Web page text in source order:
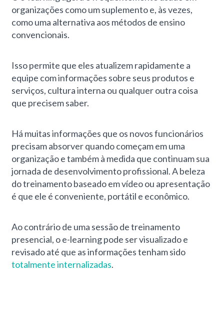
organizações como um suplemento e, às vezes,
como uma alternativa aos métodos de ensino
convencionais.
Isso permite que eles atualizem rapidamente a
equipe com informações sobre seus produtos e
serviços, cultura interna ou qualquer outra coisa
que precisem saber.
Há muitas informações que os novos funcionários
precisam absorver quando começam em uma
organização e também à medida que continuam sua
jornada de desenvolvimento profissional. A beleza
do treinamento baseado em vídeo ou apresentação
é que ele é conveniente, portátil e econômico.
Ao contrário de uma sessão de treinamento
presencial, o e-learning pode ser visualizado e
revisado até que as informações tenham sido
totalmente internalizadas.